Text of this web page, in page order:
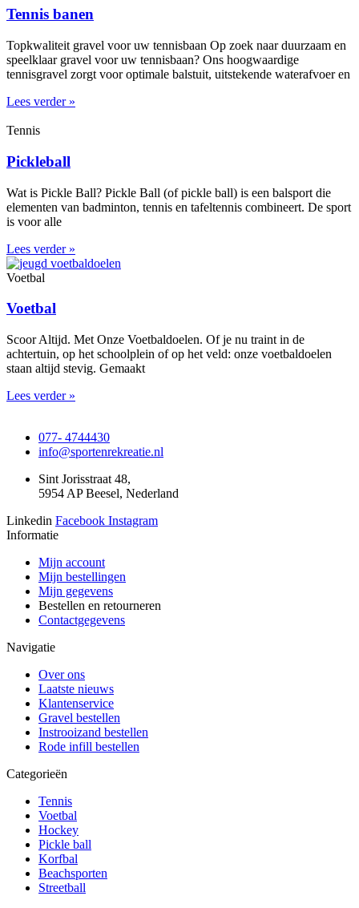
Tennis banen
Topkwaliteit gravel voor uw tennisbaan Op zoek naar duurzaam en
speelklaar gravel voor uw tennisbaan? Ons hoogwaardige
tennisgravel zorgt voor optimale balstuit, uitstekende waterafvoer en
Lees verder »
Tennis
Pickleball
Wat is Pickle Ball? Pickle Ball (of pickle ball) is een balsport die
elementen van badminton, tennis en tafeltennis combineert. De sport
is voor alle
Lees verder »
Voetbal
Voetbal
Scoor Altijd. Met Onze Voetbaldoelen. Of je nu traint in de
achtertuin, op het schoolplein of op het veld: onze voetbaldoelen
staan altijd stevig. Gemaakt
Lees verder »
077- 4744430
info@sportenrekreatie.nl
Sint Jorisstraat 48,
5954 AP Beesel, Nederland
Linkedin Facebook Instagram
Informatie
Mijn account
Mijn bestellingen
Mijn gegevens
Bestellen en retourneren
Contactgegevens
Navigatie
Over ons
Laatste nieuws
Klantenservice
Gravel bestellen
Instrooizand bestellen
Rode infill bestellen
Categorieën
Tennis
Voetbal
Hockey
Pickle ball
Korfbal
Beachsporten
Streetball